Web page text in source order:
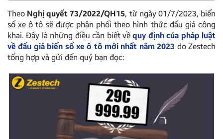
Theo Nghị quyết 73/2022/QH15, từ ngày 01/7/2023, biển
số xe ô tô sẽ được phân phối theo hình thức đấu giá công
khai. Đây là những điều cần biết vềquy định của pháp luật
về đấu giá biển số xe ô tô mới nhất năm 2023 do Zestech
tổng hợp và gửi đến quý bạn đọc: